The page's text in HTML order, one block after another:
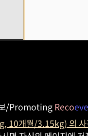
/PromotingRecoeve
10개월/3.15kg) 의